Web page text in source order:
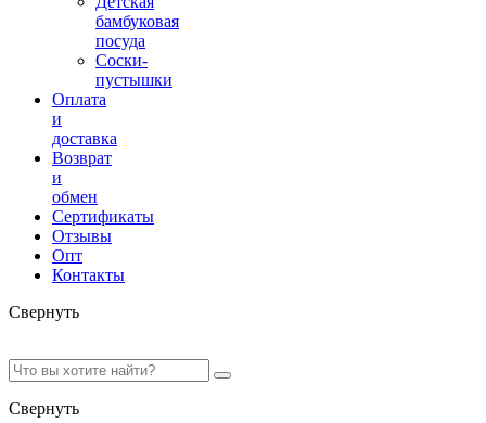
бамбуковая
посуда
Соски-
пустышки
Оплата
и
доставка
Возврат
и
обмен
Сертификаты
Отзывы
Опт
Контакты
Свернуть
Свернуть